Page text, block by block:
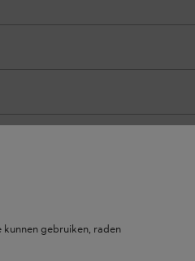
gebruiken, raden